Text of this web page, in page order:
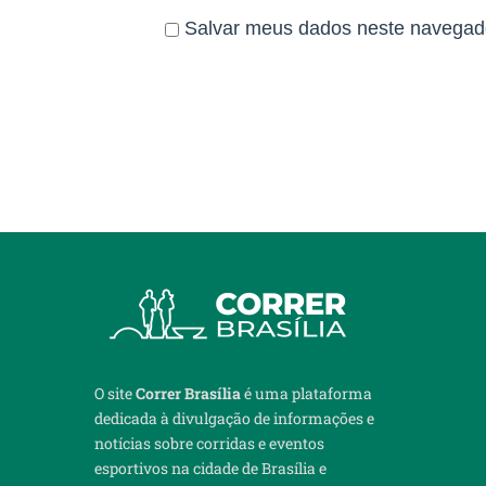
• Autorização de uso de imagem
🎪 Arena com palco, estandes de
🍎 Kit lanche pós-prova
🚑 Ambulâncias UTE e UTI no local
👮 Equipe de segurança e
📩 Contato para dúvidas:
Salvar meus dados neste
O siteCorrer Brasíliaé uma plataforma
dedicada à divulgação de informações e
notícias sobre corridas e eventos
esportivos na cidade de Brasília e